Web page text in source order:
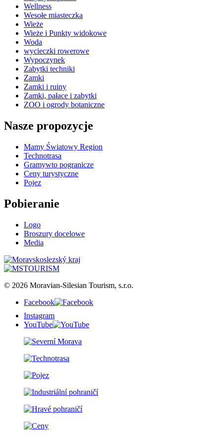
Wellness
Wesołe miasteczka
Wieże
Wieże i Punkty widokowe
Woda
wycieczki rowerowe
Wypoczynek
Zabytki techniki
Zamki
Zamki i ruiny
Zamki, pałace i zabytki
ZOO i ogrody botaniczne
Nasze propozycje
Mamy Światowy Region
Technotrasa
Gramywto pogranicze
Ceny turystyczne
Pojez
Pobieranie
Logo
Broszury docelowe
Media
© 2026 Moravian-Silesian Tourism, s.r.o.
Facebook
Instagram
YouTube